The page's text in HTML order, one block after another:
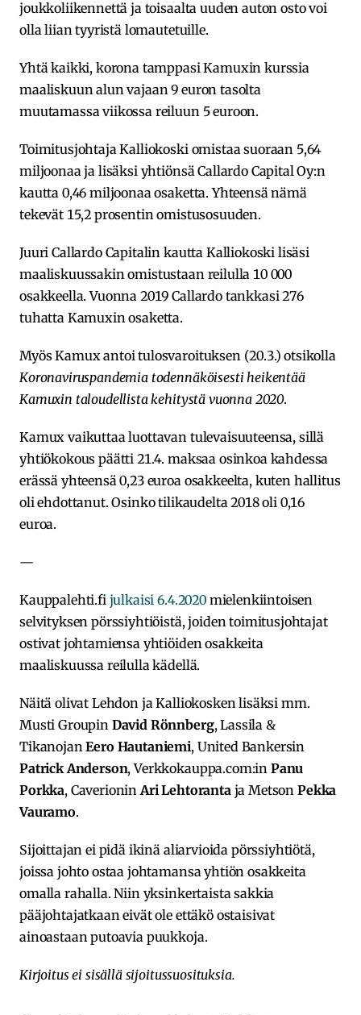
joukkoliikennettä ja toisaalta uuden auton osto voi
olla liian tyyristä lomautetuille.
Yhtä kaikki, korona tamppasi Kamuxin kurssia
maaliskuun alun vajaan 9 euron tasolta
muutamassa viikossa reiluun 5 euroon.
Toimitusjohtaja Kalliokoski omistaa suoraan 5,64
miljoonaa ja lisäksi yhtiönsä Callardo Capital Oy:n
kautta 0,46 miljoonaa osaketta. Yhteensä nämä
tekevät 15,2 prosentin omistusosuuden.
Juuri Callardo Capitalin kautta Kalliokoski lisäsi
maaliskuussakin omistustaan reilulla 10 000
osakkeella. Vuonna 2019 Callardo tankkasi 276
tuhatta Kamuxin osaketta.
Myös Kamux antoi tulosvaroituksen (20.3.) otsikolla
Koronaviruspandemia todennäköisesti heikentää
Kamuxin taloudellista kehitystä vuonna 2020.
Kamux vaikuttaa luottavan tulevaisuuteensa, sillä
yhtiökokous päätti 21.4. maksaa osinkoa kahdessa
erässä yhteensä 0,23 euroa osakkeelta, kuten hallitus
oli ehdottanut. Osinko tilikaudelta 2018 oli 0,16
euroa.
—
Kauppalehti.fi julkaisi 6.4.2020mielenkiintoisen
selvityksen pörssiyhtiöistä, joiden toimitusjohtajat
ostivat johtamiensa yhtiöiden osakkeita
maaliskuussa reilulla kädellä.
Näitä olivat Lehdon ja Kalliokosken lisäksi mm.
Musti Groupin David Rönnberg, Lassila &
TikanojanEero Hautaniemi, United Bankersin
Patrick Anderson, Verkkokauppa.com:in Panu
Porkka, Caverionin Ari Lehtoranta ja Metson Pekka
Vauramo.
Sijoittajan ei pidä ikinä aliarvioida pörssiyhtiötä,
joissa johto ostaa johtamansa yhtiön osakkeita
omalla rahalla. Niin yksinkertaista sakkia
pääjohtajatkaan eivät ole ettäkö ostaisivat
ainoastaan putoavia puukkoja.
Kirjoitus ei sisällä sijoitussuosituksia.